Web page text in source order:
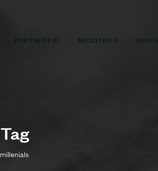
PORTAFOLIO NOSOTROS
Tag
millenials